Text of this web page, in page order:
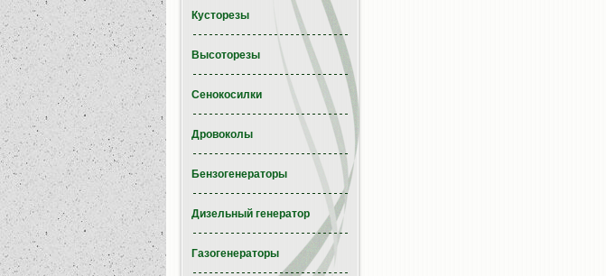
Кусторезы
Высоторезы
Сенокосилки
Дровоколы
Бензогенераторы
Дизельный генератор
Газогенераторы